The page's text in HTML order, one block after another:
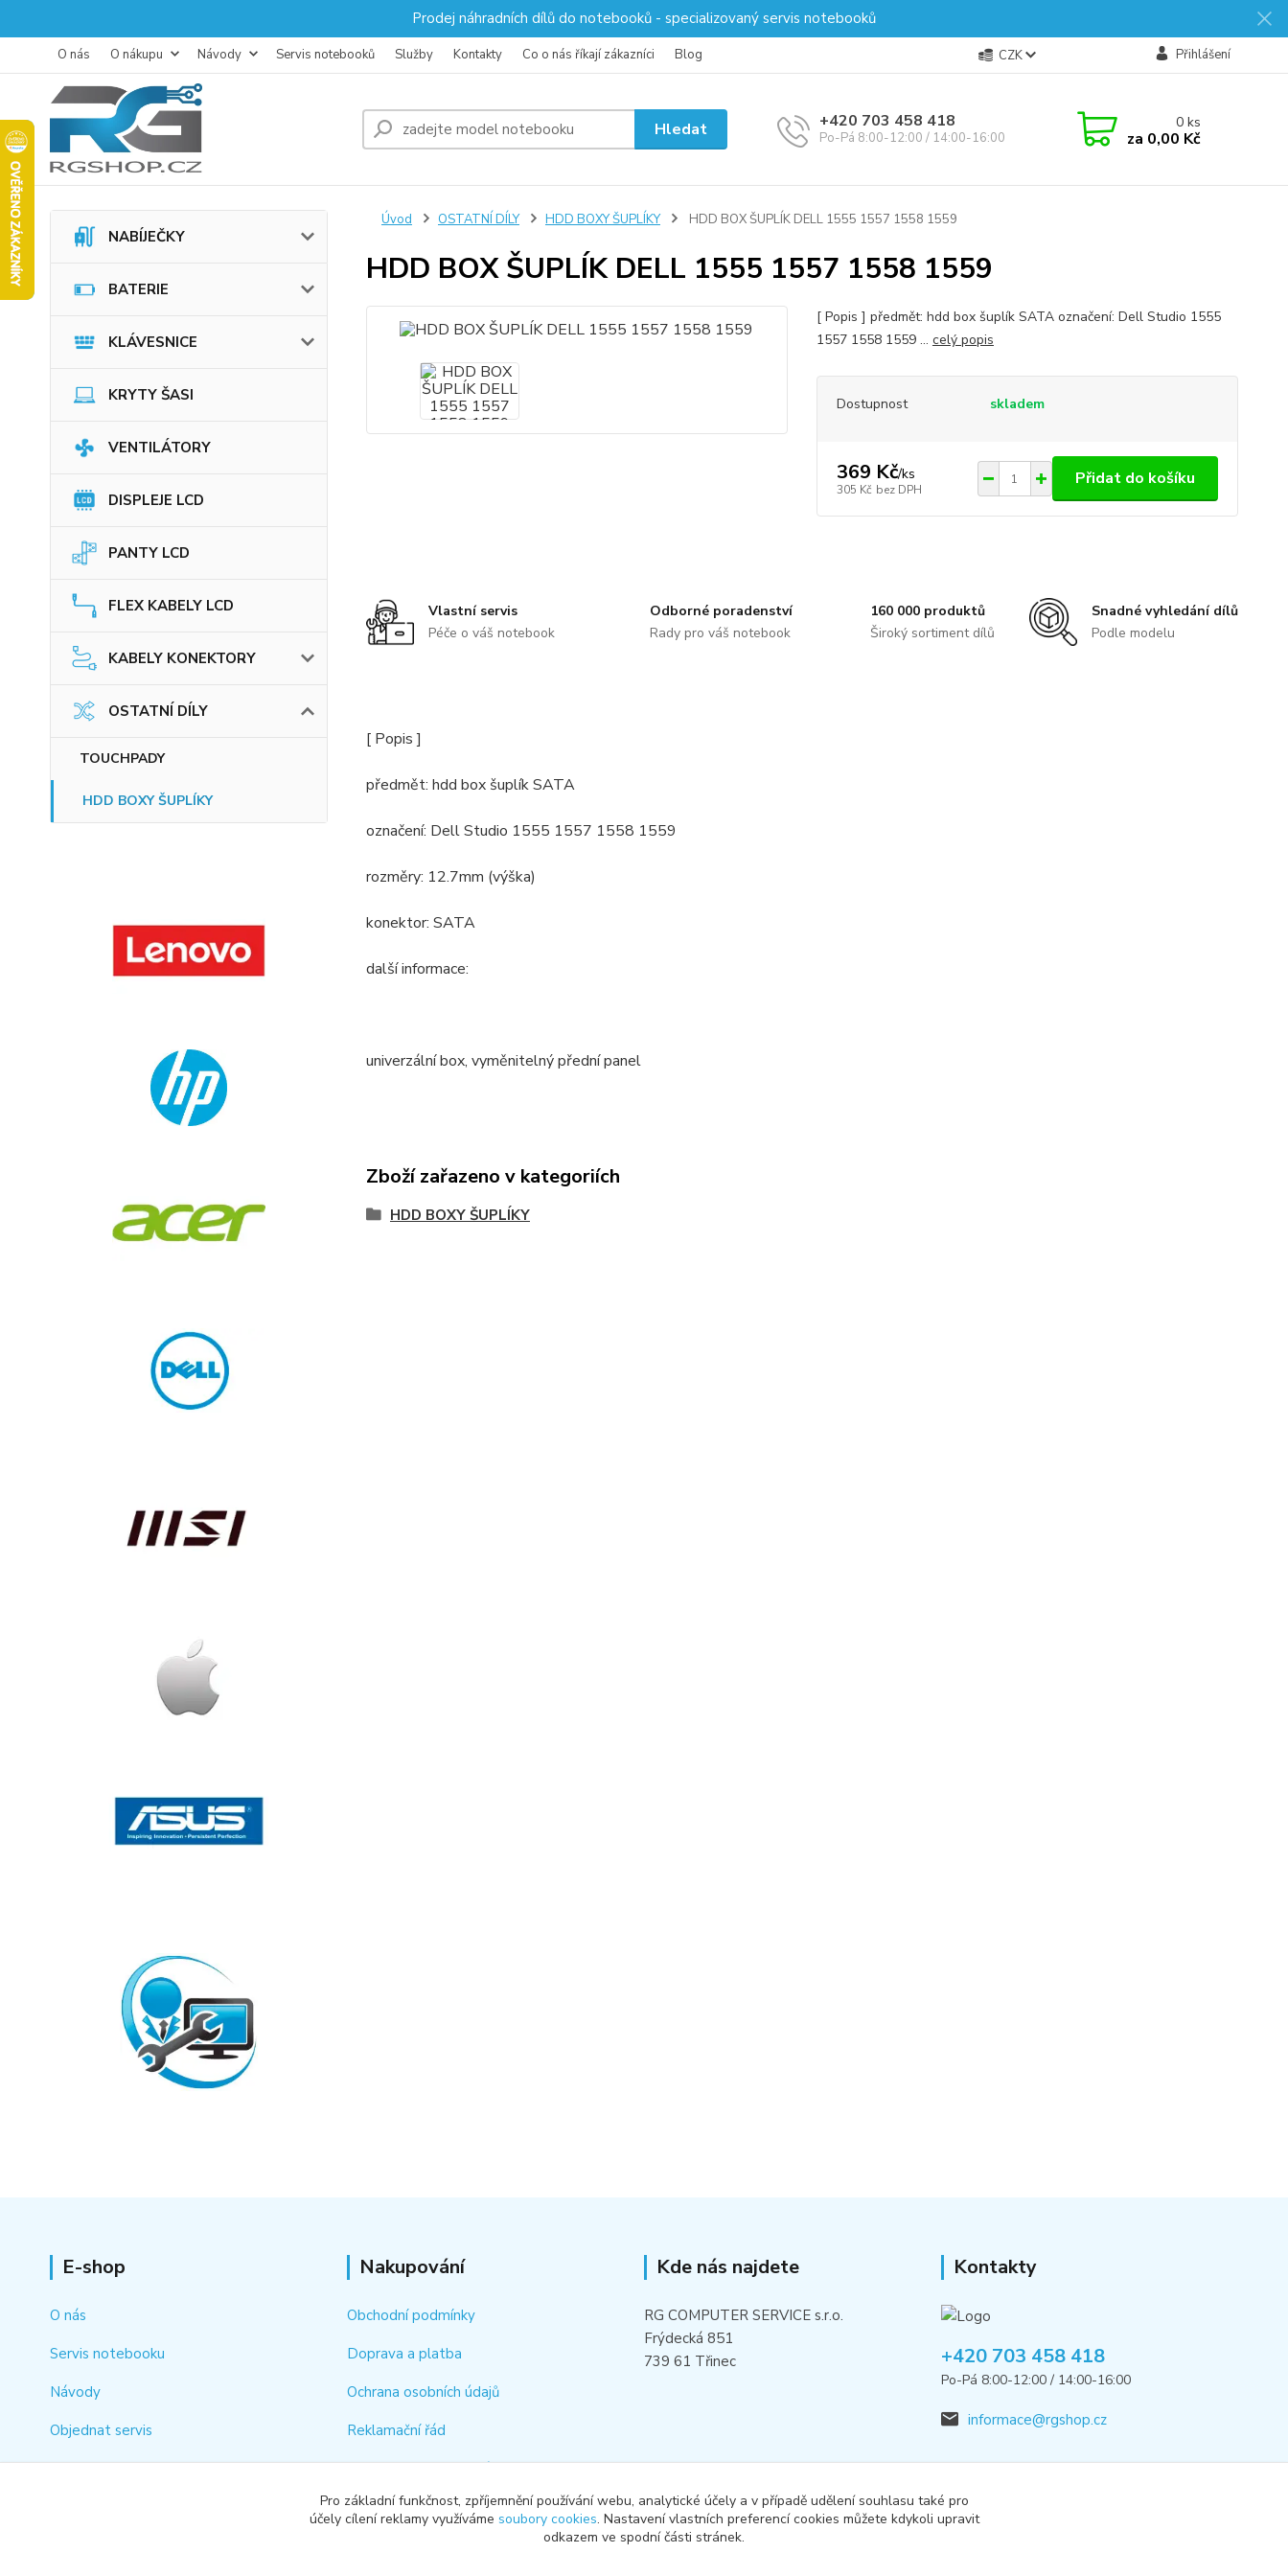
Prodej náhradních dílů do notebooků - specializovaný servis notebooků
O nás O nákupu Návody Servis notebooků Služby Kontakty Co o nás říkají zákazníci Blog CZK Přihlášení
Hledat +420 703 458 418
Po-Pá 8:00-12:00 / 14:00-16:00
0ks
za 0,00 Kč
NABÍJEČKY
BATERIE
KLÁVESNICE
KRYTY ŠASI
VENTILÁTORY
DISPLEJE LCD
PANTY LCD
FLEX KABELY LCD
KABELY KONEKTORY
OSTATNÍ DÍLY
TOUCHPADY
HDD BOXY ŠUPLÍKY
Úvod OSTATNÍ DÍLY HDD BOXY ŠUPLÍKY HDD BOX ŠUPLÍK DELL 1555 1557 1558 1559
HDD BOX ŠUPLÍK DELL 1555 1557 1558 1559
[ Popis ] předmět: hdd box šuplík SATA označení: Dell Studio 1555
1557 1558 1559 ... celý popis
Dostupnost skladem
369 Kč/ks
305 Kč bez DPH
Přidat do košíku
Vlastní servis
Péče o váš notebook
Odborné poradenství
Rady pro váš notebook
160 000 produktů
Široký sortiment dílů
Snadné vyhledání dílů
Podle modelu
[ Popis ]
předmět: hdd box šuplík SATA
označení: Dell Studio 1555 1557 1558 1559
rozměry: 12.7mm (výška)
konektor: SATA
další informace:
univerzální box, vyměnitelný přední panel
Zboží zařazeno v kategoriích
HDD BOXY ŠUPLÍKY
E-shop
O nás
Servis notebooku
Návody
Objednat servis
Kontakt
Nakupování
Obchodní podmínky
Doprava a platba
Ochrana osobních údajů
Reklamační řád
Jak rychle vyhledat náhradní díl
Odstoupení od smlouvy
Kde nás najdete
RG COMPUTER SERVICE s.r.o.
Frýdecká 851
739 61 Třinec
Kontakty
+420 703 458 418
Po-Pá 8:00-12:00 / 14:00-16:00
informace@rgshop.cz
Pro základní funkčnost, zpříjemnění používání webu, analytické účely a v případě udělení souhlasu také pro
účely cílení reklamy využíváme soubory cookies. Nastavení vlastních preferencí cookies můžete kdykoli upravit
odkazem ve spodní části stránek.